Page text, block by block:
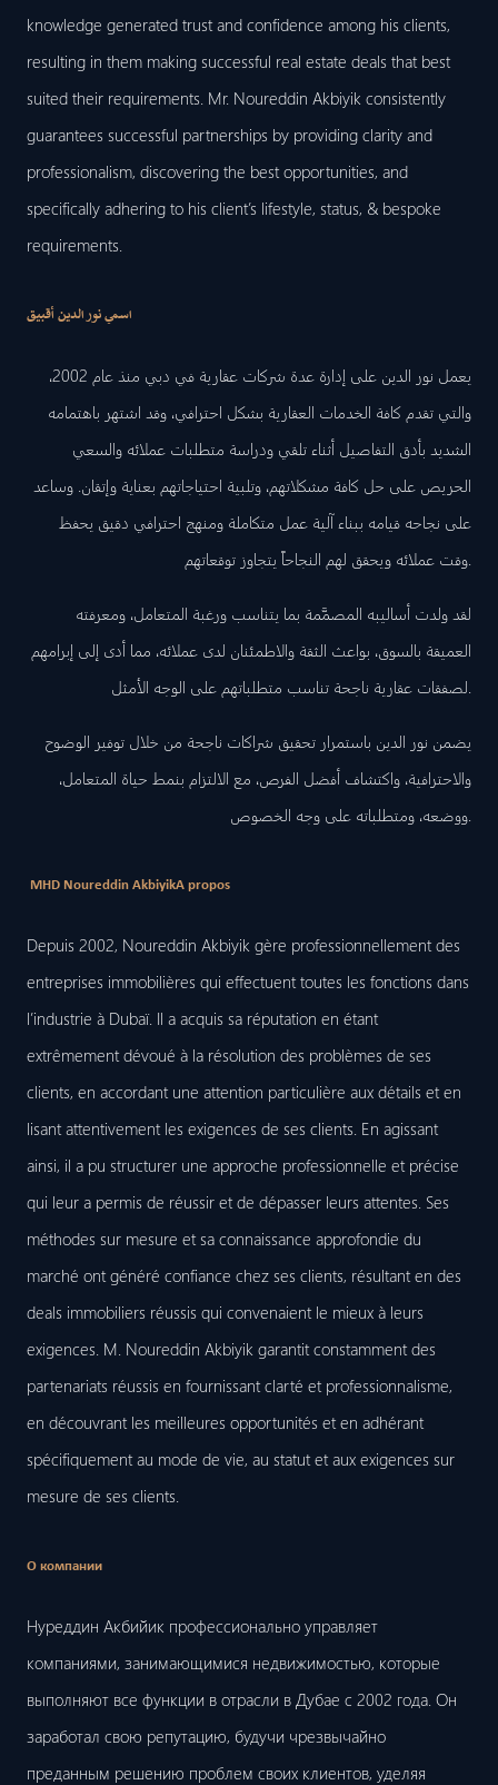
knowledge generated trust and confidence among his clients,
resulting in them making successful real estate deals that best
suited their requirements. Mr. Noureddin Akbiyik consistently
guarantees successful partnerships by providing clarity and
professionalism, discovering the best opportunities, and
specifically adhering to his client’s lifestyle, status, & bespoke
requirements.
اسمي نور الدين أقبيق
يعمل نور الدين على إدارة عدة شركات عقارية في دبي منذ عام 2002،
والتي تقدم كافة الخدمات العقارية بشكل احترافي، وقد اشتهر باهتمامه
الشديد بأدق التفاصيل أثناء تلقي ودراسة متطلبات عملائه والسعي
الحريص على حل كافة مشكلاتهم، وتلبية احتياجاتهم بعناية وإتقان. وساعد
على نجاحه قيامه ببناء آلية عمل متكاملة ومنهج احترافي دقيق يحفظ
لقد ولدت أساليبه المصمَّمة بما يتناسب ورغبة المتعامل، ومعرفته
العميقة بالسوق، بواعث الثقة والاطمئنان لدى عملائه، مما أدى إلى إبرامهم
يضمن نور الدين باستمرار تحقيق شراكات ناجحة من خلال توفير الوضوح
والاحترافية، واكتشاف أفضل الفرص، مع الالتزام بنمط حياة المتعامل،
MHD Noureddin AkbiyikA propos
Depuis 2002, Noureddin Akbiyik gère professionnellement des
entreprises immobilières qui effectuent toutes les fonctions dans
l’industrie à Dubaï. Il a acquis sa réputation en étant
extrêmement dévoué à la résolution des problèmes de ses
clients, en accordant une attention particulière aux détails et en
lisant attentivement les exigences de ses clients. En agissant
ainsi, il a pu structurer une approche professionnelle et précise
qui leur a permis de réussir et de dépasser leurs attentes. Ses
méthodes sur mesure et sa connaissance approfondie du
marché ont généré confiance chez ses clients, résultant en des
deals immobiliers réussis qui convenaient le mieux à leurs
exigences. M. Noureddin Akbiyik garantit constamment des
partenariats réussis en fournissant clarté et professionnalisme,
en découvrant les meilleures opportunités et en adhérant
spécifiquement au mode de vie, au statut et aux exigences sur
mesure de ses clients.
О компании
Нуреддин Акбийик профессионально управляет
компаниями, занимающимися недвижимостью, которые
выполняют все функции в отрасли в Дубае с 2002 года. Он
заработал свою репутацию, будучи чрезвычайно
преданным решению проблем своих клиентов, уделяя